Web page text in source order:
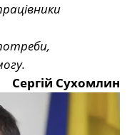
Сергій Сухомлин